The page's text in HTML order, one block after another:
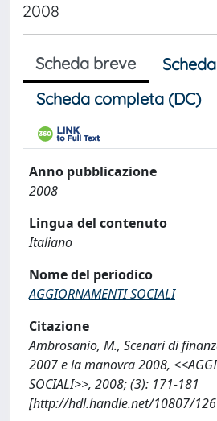
2008
Scheda breve
Scheda completa (DC)
Anno pubblicazione
2008
Lingua del contenuto
Italiano
Nome del periodico
AGGIORNAMENTI SOCIALI
Citazione
Ambrosanio, M., Scenari di
2007 e la manovra 2008,
SOCIALI>>, 2008; (3): 171-181
[http://hdl.handle.net/10807/